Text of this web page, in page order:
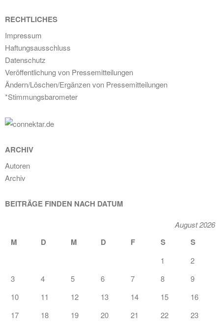
RECHTLICHES
Impressum
Haftungsausschluss
Datenschutz
Veröffentlichung von Pressemitteilungen
Ändern/Löschen/Ergänzen von Pressemitteilungen
*Stimmungsbarometer
ARCHIV
Autoren
Archiv
BEITRÄGE FINDEN NACH DATUM
August 2026
M D M D F S S
1
2
3
4 5 6 7 8
9
10
11 12 13 14 15
16
17
18 19 20 21 22 23